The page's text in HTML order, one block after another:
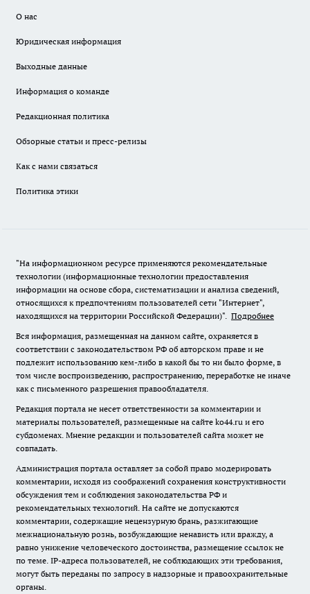
О нас
Юридическая информация
Выходные данные
Информация о команде
Редакционная политика
Обзорные статьи и пресс-релизы
Как с нами связаться
Политика этики
"На информационном ресурсе применяются рекомендательные
технологии (информационные технологии предоставления
информации на основе сбора, систематизации и анализа сведений,
относящихся к предпочтениям пользователей сети "Интернет",
находящихся на территории Российской Федерации)". Подробнее
Вся информация, размещенная на данном сайте, охраняется в
соответствии с законодательством РФ об авторском праве и не
подлежит использованию кем-либо в какой бы то ни было форме, в
том числе воспроизведению, распространению, переработке не иначе
как с письменного разрешения правообладателя.
Редакция портала не несет ответственности за комментарии и
материалы пользователей, размещенные на сайте ko44.ru и его
субдоменах. Мнение редакции и пользователей сайта может не
совпадать.
Администрация портала оставляет за собой право модерировать
комментарии, исходя из соображений сохранения конструктивности
обсуждения тем и соблюдения законодательства РФ и
рекомендательных технологий. На сайте не допускаются
комментарии, содержащие нецензурную брань, разжигающие
межнациональную рознь, возбуждающие ненависть или вражду, а
равно унижение человеческого достоинства, размещение ссылок не
по теме. IP-адреса пользователей, не соблюдающих эти требования,
могут быть переданы по запросу в надзорные и правоохранительные
органы.